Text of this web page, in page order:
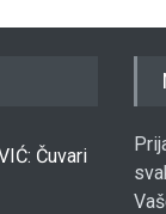
Čuvari